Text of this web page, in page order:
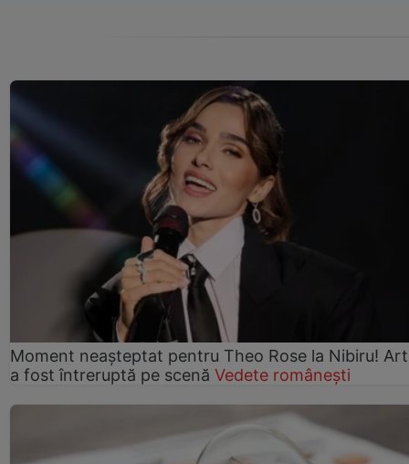
Moment neașteptat pentru Theo Rose la Nibiru!
a fost întreruptă pe scenă Vedete românești